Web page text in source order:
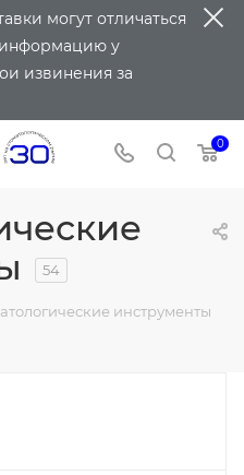
могут отличаться
информацию у
извинения за
0
54
инструменты